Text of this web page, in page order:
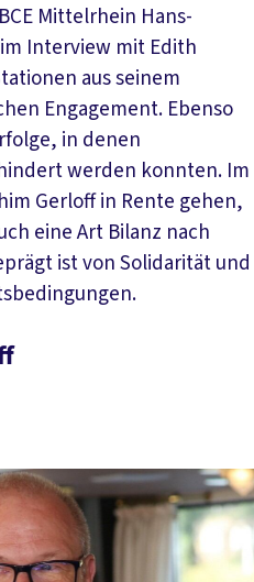
Mittelrhein Hans-
Interview mit Edith
aus seinem
Engagement. Ebenso
in denen
werden konnten. Im
Gerloff in Rente gehen,
eine Art Bilanz nach
ist von Solidarität und